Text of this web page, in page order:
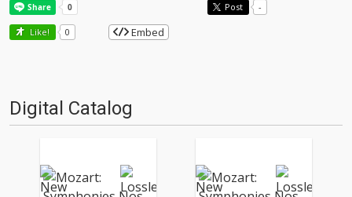
Post -
Like! 0 Embed
Digital Catalog